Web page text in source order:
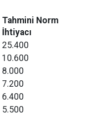
Tahmini Norm
İhtiyacı
25.400
10.600
8.000
7.200
6.400
5.500